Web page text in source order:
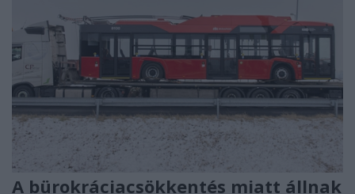
A bürokráciacsökkentés miatt állnak